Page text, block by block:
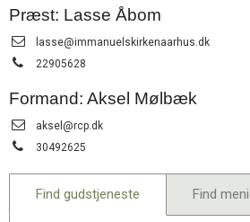
BaptistKirken
Forside
11.0:
Kalender
13.0:
Værktøjskassen
14.0:
Mission
BaptistKirken
Kontakt
Præst: Lasse Åbom
Send
email:
lasse@immanuelskirkenaarhus.dk
Tlf.:
22905628
Formand: Aksel Mølbæk
Send
email:
aksel@rcp.dk
Tlf.:
30492625
Find gudstjeneste Find